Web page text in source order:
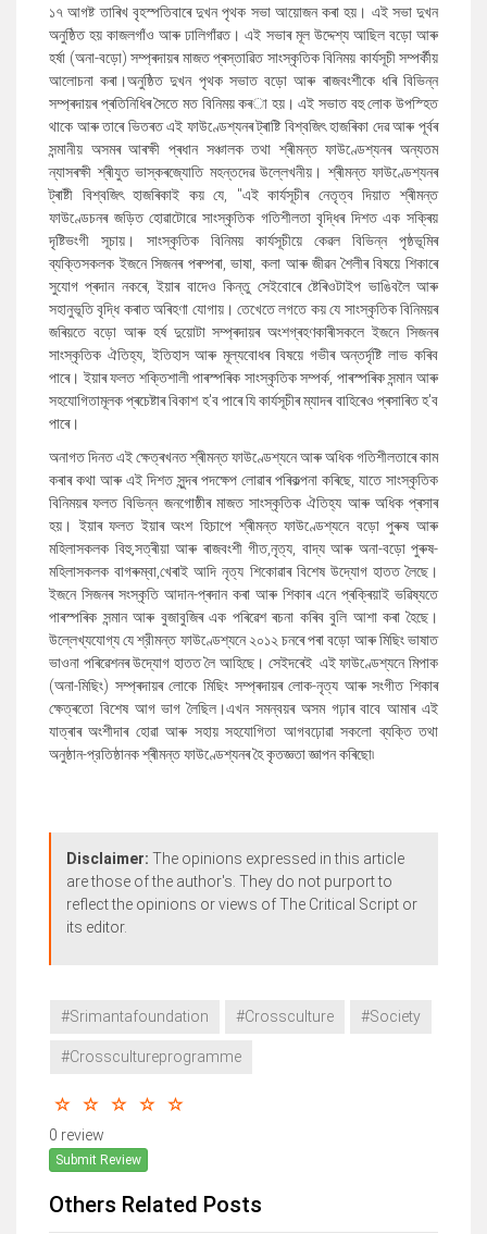
১৭ আগষ্ট তাৰিখ বৃহস্পতিবাৰে দুখন পৃথক সভা আয়োজনকৰা হয় । এই সভা দুখন
অনুষ্ঠিত হয় কাজলগাঁও আৰু ঢালিগাঁৱত। এই সভাৰ মূল উদ্দেশ্য আছিল বড়ো আৰু
হৰ্ষা (অনা-বড়ো) সম্প্ৰদায়ৰ মাজত প্ৰস্তাৱিত সাংস্কৃতিক বিনিময় কার্যসূচী সম্পৰ্কীয়
আলোচনা কৰা ।অনুষ্ঠিত দুখন পৃথক সভাত বড়ো আৰুৰাজবংশীকে ধৰি বিভিন্ন
সম্প্ৰদায়ৰ প্ৰতিনিধিৰ সৈতে মত বিনিময় কৰা হয়।এই সভাত বহু লোক উপস্হিত
থাকে আৰু তাৰে ভিতৰত এই ফাউণ্ডেশ্যনৰট্ৰাষ্টি বিশ্বজিৎ হাজৰিকা দেৱ আৰু পূৰ্বৰ
সন্মানীয় অসমৰ আৰক্ষী প্ৰধান সঞ্চালক তথা শ্ৰীমন্ত ফাউণ্ডেশ্যনৰ অন্যতম
ন্যাসৰক্ষী শ্ৰীযুত ভাস্কৰজ্যোতি মহন্তদেৱ উল্লেখনীয়। শ্ৰীমন্ত ফাউণ্ডেশ্যনৰ
ট্ৰাষ্টী বিশ্বজিৎ হাজৰিকাই কয় যে, "এই কাৰ্যসূচীৰ নেতৃত্ব দিয়াত শ্ৰীমন্ত
ফাউণ্ডেচনৰ জড়িত হোৱাটোৱে সাংস্কৃতিক গতিশীলতা বৃদ্ধিৰ দিশত এক সক্ৰিয়
দৃষ্টিভংগী সূচায়। সাংস্কৃতিক বিনিময় কাৰ্যসূচীয়ে কেৱল বিভিন্ন পৃষ্ঠভূমিৰ
ব্যক্তিসকলক ইজনে সিজনৰ পৰম্পৰা,ভাষা,কলা আৰু জীৱন শৈলীৰ বিষয়ে শিকাৰে
সুযোগ প্ৰদান নকৰে,ইয়াৰ বাদেও কিন্তু সেইবোৰে ষ্টেৰিওটাইপ ভাঙিবলৈ আৰু
সহানুভূতি বৃদ্ধি কৰাত অৰিহণা যোগায়। তেখেতে লগতে কয় যে সাংস্কৃতিক বিনিময়ৰ
জৰিয়তে বড়ো আৰু হৰ্ষ দুয়োটা সম্প্ৰদায়ৰ অংশগ্ৰহণকাৰীসকলে ইজনে সিজনৰ
সাংস্কৃতিক ঐতিহ্য, ইতিহাস আৰু মূল্যবোধৰ বিষয়ে গভীৰ অন্তৰ্দৃষ্টি লাভ কৰিব
পাৰে। ইয়াৰ ফলত শক্তিশালী পাৰস্পৰিক সাংস্কৃতিক সম্পৰ্ক, পাৰস্পৰিক সন্মান আৰু
সহযোগিতামূলক প্ৰচেষ্টাৰ বিকাশ হ'ব পাৰে যি কাৰ্যসূচীৰ ম্যাদৰ বাহিৰেও প্ৰসাৰিত হ'ব
পাৰে।
অনাগত দিনত এই ক্ষেত্ৰখনত শ্ৰীমন্ত ফাউণ্ডেশ্যনে আৰু অধিক গতিশীলতাৰেকাম
কৰাৰকথা আৰু এই দিশত সুন্দৰ পদক্ষেপ লোৱাৰপৰিকল্পনা কৰিছে, যাতেসাংস্কৃতিক
বিনিময়ৰ ফলতবিভিন্ন জনগোষ্ঠীৰ মাজত সাংস্কৃতিক ঐতিহ্য আৰু অধিক প্ৰসাৰ
হয়। ইয়াৰ ফলত ইয়াৰ অংশ হিচাপে শ্ৰীমন্ত ফাউণ্ডেশ্যনে বড়ো পুৰুষআৰু
মহিলাসকলক বিহু,সত্ৰীয়া আৰু ৰাজবংশী গীত,নৃত্য, বাদ্য আৰু অনা-বড়ো পুৰুষ-
মহিলাসকলক বাগৰুম্বা,খেৰাই আদি নৃত্য শিকোৱাৰ বিশেষ উদ্যোগ হাতত লৈছে।
ইজনে সিজনৰ সংস্কৃতি আদান-প্ৰদান কৰা আৰু শিকাৰ এনে প্ৰক্ৰিয়াই ভৱিষ্যতে
পাৰস্পৰিক সন্মান আৰু বুজাবুজিৰ এক পৰিৱেশ ৰচনা কৰিব বুলি আশা কৰা হৈছে।
উল্লেখ্যযোগ্য যে শ্রীমন্ত ফাউণ্ডেশ্যনে ২০১২ চনৰে পৰা বড়ো আৰু মিছিং ভাষাত
ভাওনা পৰিৱেশনৰ উদ্যোগ হাতত লৈ আহিছে। সেইদৰেই এইফাউণ্ডেশ্যনে মিপাক
(অনা-মিছিং) সম্প্ৰদায়ৰ লোকে মিছিং সম্প্ৰদায়ৰ লোক-নৃত্য আৰু সংগীত শিকাৰ
ক্ষেত্ৰতো বিশেষ আগ ভাগ লৈছিল।এখন সমন্বয়ৰ অসম গঢ়াৰ বাবে আমাৰ এই
যাত্ৰাৰ অংশীদাৰ হোৱাআৰু সহায় সহযোগিতা আগবঢ়োৱাসকলো ব্যক্তি তথা
অনুষ্ঠান-প্রতিষ্ঠানক শ্ৰীমন্ত ফাউণ্ডেশ্যনৰ হৈকৃতজ্ঞতা জ্ঞাপন কৰিছো৷
Disclaimer: The opinions expressed in this article
are those of the author's. They do not purport to
reflect the opinions or views of The Critical Script or
its editor.
#Srimantafoundation #Crossculture #Society
#Crosscultureprogramme
0 review
Submit Review
Others Related Posts